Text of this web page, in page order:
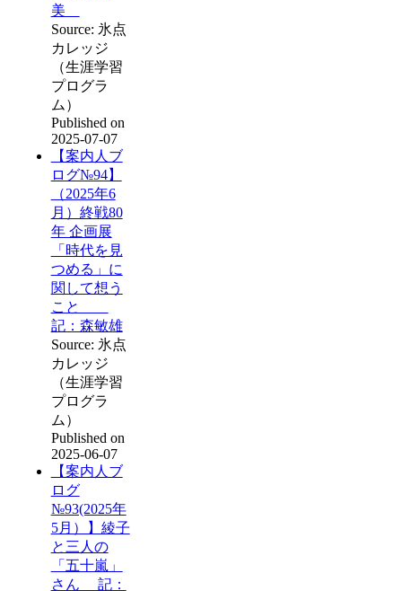
美
Source: 氷点
カレッジ
（生涯学習
プログラ
ム）
Published on
2025-07-07
【案内人ブ
ログ№94】
（2025年6
月）終戦80
年 企画展
「時代を見
つめる」に
関して想う
こと
記：森敏雄
Source: 氷点
カレッジ
（生涯学習
プログラ
ム）
Published on
2025-06-07
【案内人ブ
ログ
№93(2025年
5月）】綾子
と三人の
「五十嵐」
さん 記：